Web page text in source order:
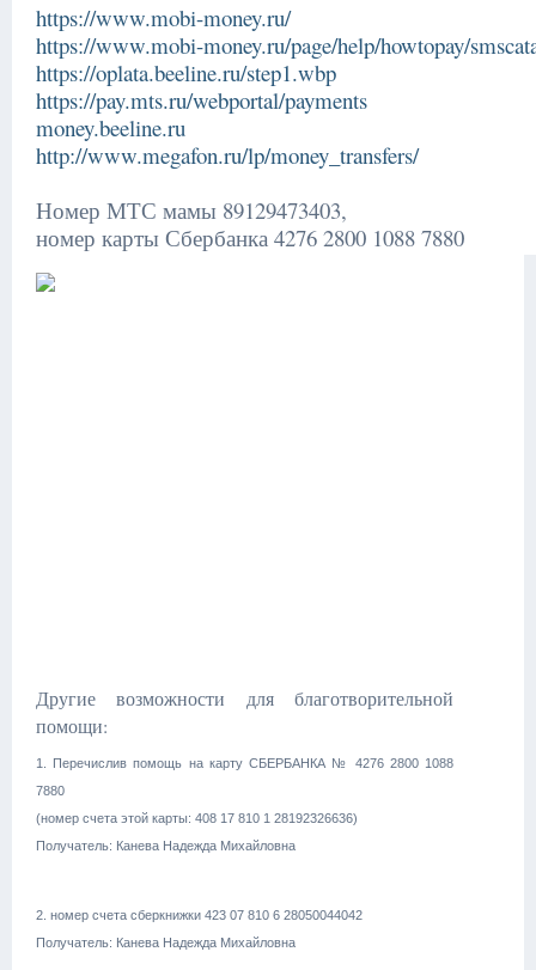
https://www.mobi-money.ru/
https://www.mobi-money.ru/page/help/howtopay/
https://oplata.beeline.ru/step1.wbp
https://pay.mts.ru/webportal/payments
money.beeline.ru
http://www.megafon.ru/lp/money_transfers/
Номер МТС мамы 89129473403,
номер карты Сбербанка 4276 2800 1088 7880
Другие возможности для благотворительной
помощи:
1. Перечислив помощь на карту СБЕРБАНКА № 4276 2800 1088
7880
(номер счета этой карты: 408 17 810 1 28192326636)
Получатель: Канева Надежда Михайловна
2. номер счета сберкнижки 423 07 810 6 28050044042
Получатель: Канева Надежда Михайловна